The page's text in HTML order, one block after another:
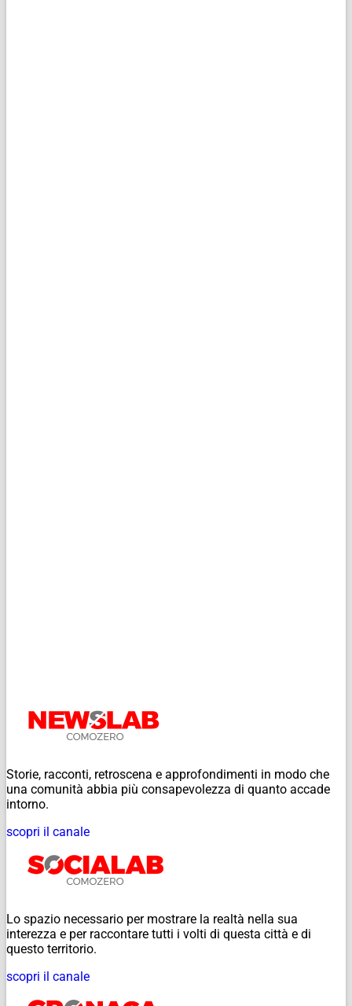
Storie, racconti, retroscena e approfondimenti in modo che
una comunità abbia più consapevolezza di quanto accade
intorno.
scopri il canale
Lo spazio necessario per mostrare la realtà nella sua
interezza e per raccontare tutti i volti di questa città e di
questo territorio.
scopri il canale